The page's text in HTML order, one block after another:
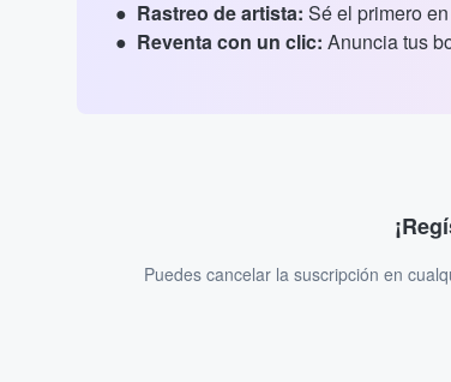
Rastreo de artista: Sé el primero
Reventa con un clic: Anuncia tus
Puedes cancelar la suscripción en